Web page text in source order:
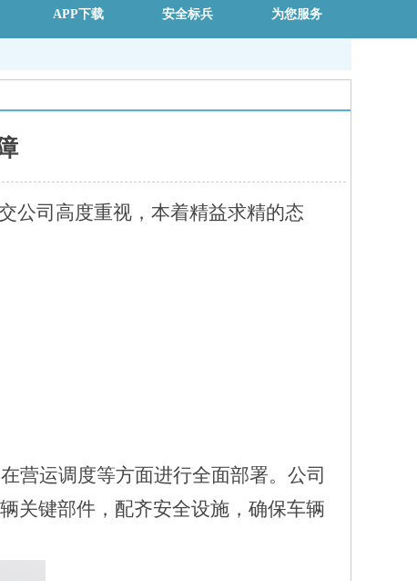
APP下载 安全标兵 为您服务
公司高度重视，本着精益求精的态
营运调度等方面进行全面部署。 公司
关键部件，配齐安全设施，确保车辆